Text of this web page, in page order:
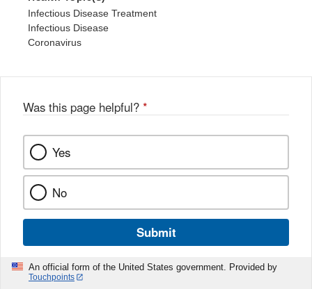
Infectious Disease Treatment
Infectious Disease
Coronavirus
Was this page helpful? *
Yes
No
Submit
An official form of the United States government. Provided by
Touchpoints